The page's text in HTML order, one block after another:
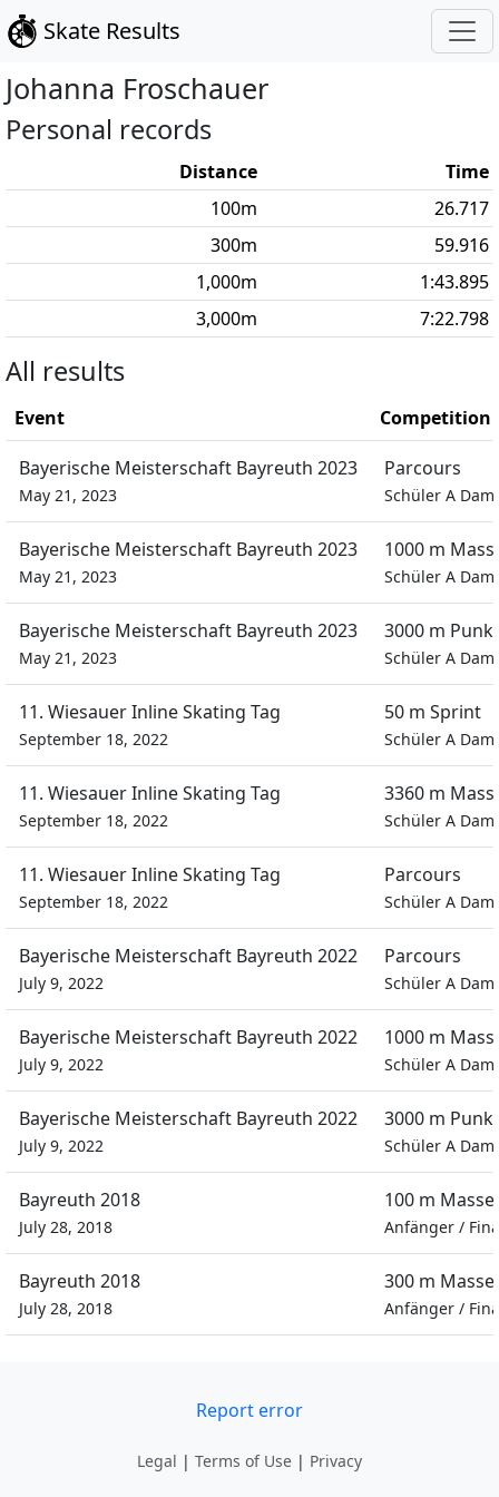
Skate Results
Johanna Froschauer
Personal records
Distance
Time
100m
26.717
300m
59.916
1,000m
1:43.895
3,000m 7:22.798
All results
Event Competition
Bayerische Meisterschaft Bayreuth 2023
May 21, 2023
Parcours
Schüler A
Bayerische Meisterschaft Bayreuth 2023
May 21, 2023
1000 m
Schüler A
Bayerische Meisterschaft Bayreuth 2023
May 21, 2023
3000 m
Schüler A
11. Wiesauer Inline Skating Tag
September 18, 2022
50 m Sprint
Schüler A
11. Wiesauer Inline Skating Tag
September 18, 2022
3360 m
Schüler A
11. Wiesauer Inline Skating Tag
September 18, 2022
Parcours
Schüler A
Bayerische Meisterschaft Bayreuth 2022
July 9, 2022
Parcours
Schüler A
Bayerische Meisterschaft Bayreuth 2022
July 9, 2022
1000 m
Schüler A
Bayerische Meisterschaft Bayreuth 2022
July 9, 2022
3000 m
Schüler A
Bayreuth 2018
July 28, 2018
100 m
Anfänger /
Bayreuth 2018
July 28, 2018
300 m
Anfänger /
Report error
Legal | Terms of Use | Privacy